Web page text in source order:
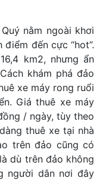
nằm ngoài khơi
đến cực “hot”.
km2, nhưng ẩn
khám phá đảo
xe máy rong ruổi
Giá thuê xe máy
/ ngày, tùy theo
thuê xe tại nhà
trên đảo cũng có
dù trên đảo không
người dân nơi đây